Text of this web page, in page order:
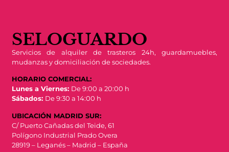
SELOGUARDO
Servicios de alquiler de trasteros 24h, guardamuebles,
mudanzas y domiciliación de sociedades.
HORARIO COMERCIAL:
Lunes a Viernes: De 9:00 a 20:00 h
Sábados: De 9:30 a 14:00 h
UBICACIÓN MADRID SUR:
C/ Puerto Cañadas del Teide, 61
Polígono Industrial Prado Overa
28919 – Leganés – Madrid – España